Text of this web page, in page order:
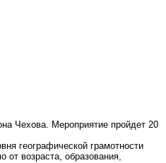
Чехова. Мероприятие пройдет 20
географической грамотности
возраста, образования,